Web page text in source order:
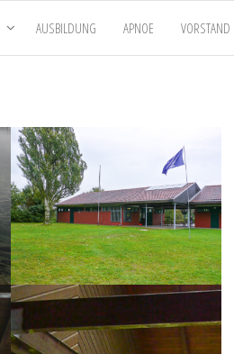
AUSBILDUNG APNOE VORSTAND